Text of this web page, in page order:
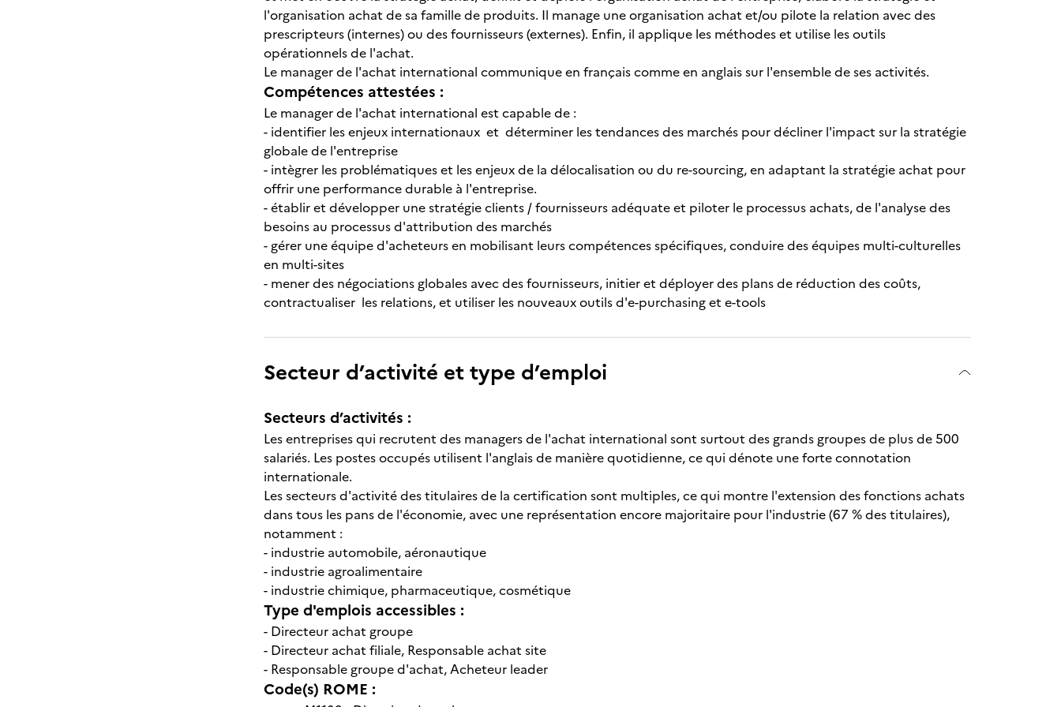
l'organisation achat de sa famille de produits. Il manage une organisation achat et/ou pilote la relation avec des
prescripteurs (internes) ou des fournisseurs (externes). Enfin, il applique les méthodes et utilise les outils
opérationnels de l'achat.
Le manager de l'achat international communique en français comme en anglais sur l'ensemble de ses activités.
Compétences attestées :
Le manager de l'achat international est capable de :
- identifier les enjeux internationaux et déterminer les tendances des marchés pour décliner l'impact sur la stratégie
globale de l'entreprise
- intègrer les problématiques et les enjeux de la délocalisation ou du re-sourcing, en adaptant la stratégie achat pour
offrir une performance durable à l'entreprise.
- établir et développer une stratégie clients / fournisseurs adéquate et piloter le processus achats, de l'analyse des
besoins au processus d'attribution des marchés
- gérer une équipe d'acheteurs en mobilisant leurs compétences spécifiques, conduire des équipes multi-culturelles
en multi-sites
- mener des négociations globales avec des fournisseurs, initier et déployer des plans de réduction des coûts,
contractualiser les relations, et utiliser les nouveaux outils d'e-purchasing et e-tools
Secteur d’activité et type d’emploi
Secteurs d’activités :
Les entreprises qui recrutent des managers de l'achat international sont surtout des grands groupes de plus de 500
salariés. Les postes occupés utilisent l'anglais de manière quotidienne, ce qui dénote une forte connotation
internationale.
Les secteurs d'activité des titulaires de la certification sont multiples, ce qui montre l'extension des fonctions achats
dans tous les pans de l'économie, avec une représentation encore majoritaire pour l'industrie (67 % des titulaires),
notamment :
- industrie automobile, aéronautique
- industrie agroalimentaire
- industrie chimique, pharmaceutique, cosmétique
Type d'emplois accessibles :
- Directeur achat groupe
- Directeur achat filiale, Responsable achat site
- Responsable groupe d'achat, Acheteur leader
Code(s) ROME :